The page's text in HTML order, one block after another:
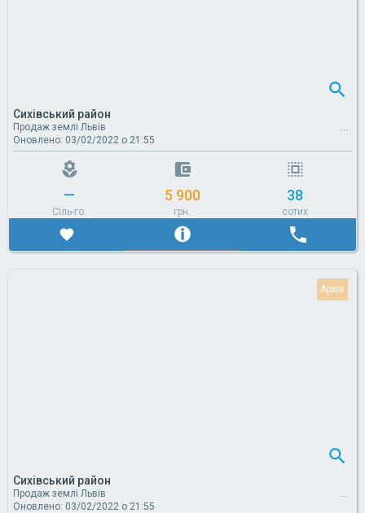
Сихівський район
Продаж землі Львів
Оновлено: 03/02/2022 о 21:55
—
Сіль-го.
5 900
грн.
38
сотих
Сихівський район
Продаж землі Львів
Оновлено: 03/02/2022 о 21:55